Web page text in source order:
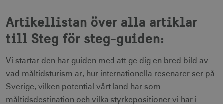
Artikellistan över alla artiklar
till Steg för steg-guiden:
Vi startar den här guiden med att ge dig en bred bild av
vad måltidsturism är, hur internationella resenärer ser på
Sverige, vilken potential vårt land har som
måltidsdestination och vilka styrkepositioner vi har i